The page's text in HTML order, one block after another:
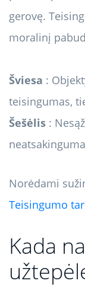
gerovę.
moralinį
Šviesa :
teisingumas,
Šešėlis :
Norėdami
Teisingumo
Kada